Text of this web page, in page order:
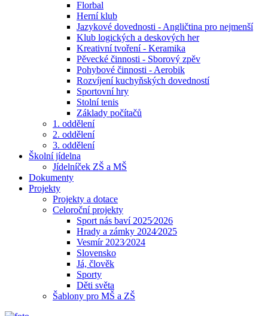
Florbal
Herní klub
Jazykové dovednosti - Angličtina pro nejmenší
Klub logických a deskových her
Kreativní tvoření - Keramika
Pěvecké činnosti - Sborový zpěv
Pohybové činnosti - Aerobik
Rozvíjení kuchyňských dovedností
Sportovní hry
Stolní tenis
Základy počítačů
1. oddělení
2. oddělení
3. oddělení
Školní jídelna
Jídelníček ZŠ a MŠ
Dokumenty
Projekty
Projekty a dotace
Celoroční projekty
Sport nás baví 2025⁄2026
Hrady a zámky 2024⁄2025
Vesmír 2023⁄2024
Slovensko
Já, člověk
Sporty
Děti světa
Šablony pro MŠ a ZŠ